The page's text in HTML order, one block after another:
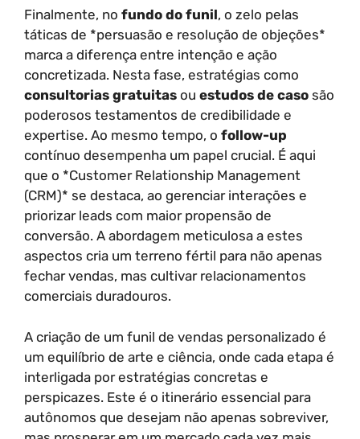
Finalmente, no fundo do funil, o zelo pelas
táticas de *persuasão e resolução de objeções*
marca a diferença entre intenção e ação
concretizada. Nesta fase, estratégias como
consultorias gratuitas ou estudos de caso são
poderosos testamentos de credibilidade e
expertise. Ao mesmo tempo, o follow-up
contínuo desempenha um papel crucial. É aqui
que o *Customer Relationship Management
(CRM)* se destaca, ao gerenciar interações e
priorizar leads com maior propensão de
conversão. A abordagem meticulosa a estes
aspectos cria um terreno fértil para não apenas
fechar vendas, mas cultivar relacionamentos
comerciais duradouros.
A criação de um funil de vendas personalizado é
um equilíbrio de arte e ciência, onde cada etapa é
interligada por estratégias concretas e
perspicazes. Este é o itinerário essencial para
autônomos que desejam não apenas sobreviver,